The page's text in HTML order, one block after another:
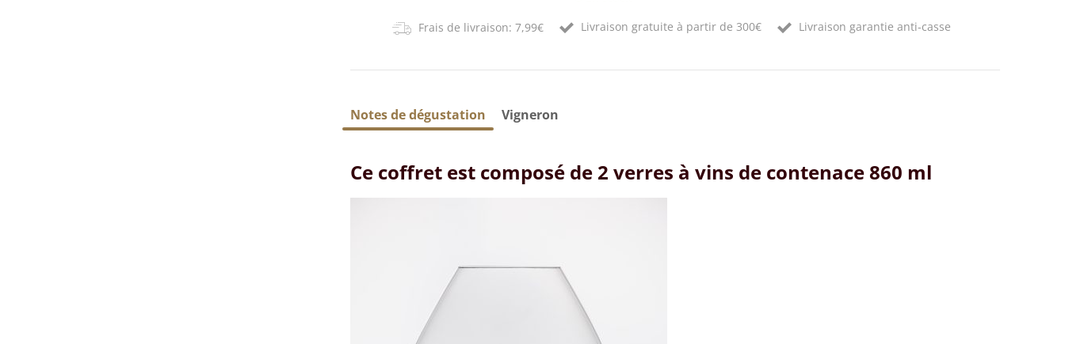
Frais de livraison: 7,99€ Livraison gratuite à partir de 300€ Livraison garantie anti-casse
Notes de dégustation Vigneron
Ce coffret est composé de 2 verres à vins de contenace 860 ml